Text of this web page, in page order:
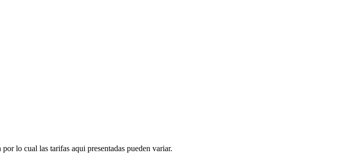
lo cual las tarifas aqui presentadas pueden variar.